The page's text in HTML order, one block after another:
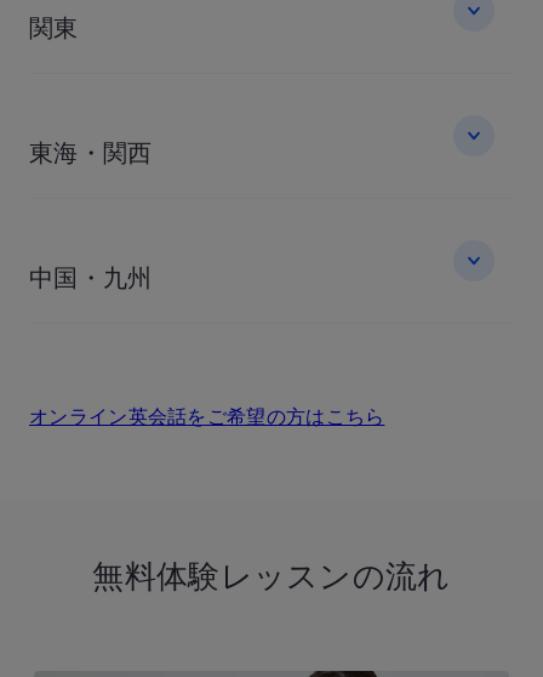
関東
東海・関西
中国・九州
オンライン英会話をご希望の方はこちら
無料体験レッスンの流れ